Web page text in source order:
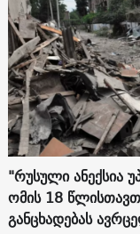
"რუსული ანექსია
ომის 18
განცხადებას